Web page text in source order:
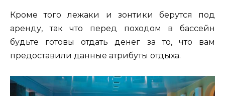
Кроме того лежаки и зонтики берутся под
аренду, так что перед походом в бассейн
будьте готовы отдать денег за то, что вам
предоставили данные атрибуты отдыха.